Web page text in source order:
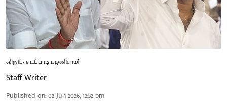
விஜய்- எடப்பாடி பழனிசாமி
Staff Writer
Published on:02 Jun 2026, 12:32 pm